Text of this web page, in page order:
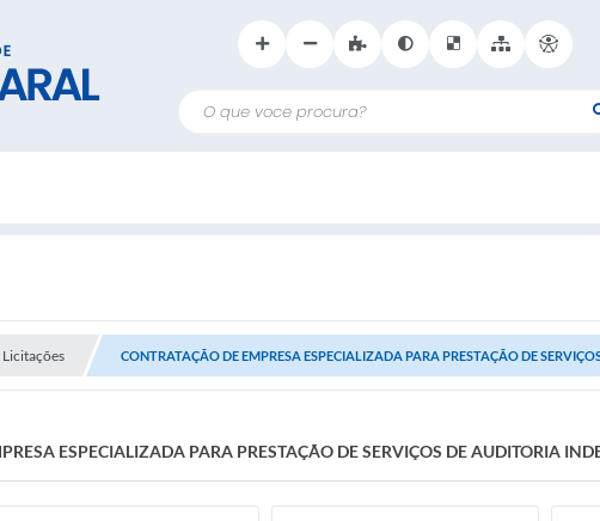
O que voce procura?
Licitações CONTRATAÇÃO DE EMPRESA ESPECIALIZADA PARA PRESTAÇÃO DE
ESPECIALIZADA PARA PRESTAÇÃO DE SERVIÇOS DE AUDITORIA